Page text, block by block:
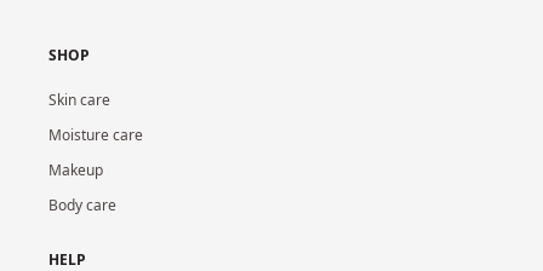
SHOP
Skin care
Moisture care
Makeup
Body care
HELP